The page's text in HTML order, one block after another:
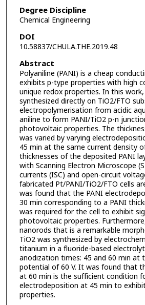
Degree Discipline
Chemical Engineering
DOI
10.58837/CHULA.THE.2019.48
Abstract
Polyaniline (PANI) is a cheap
exhibits p-type properties with high
unique redox properties. In this
synthesized directly on TiO2/FTO
electropolymerisation from acidic
aniline to form PANI/TiO2 p-n
photovoltaic properties. The
was varied by varying
45 min at the same current density
thicknesses of the deposited PANI
with Scanning Electron Microscope
currents (ISC) and open-circuit
fabricated Pt/PANI/TiO2/FTO cells
was found that the PANI
30 min corresponding to a PANI
was required for the cell to exhibit
photovoltaic properties.
nanorods that is a remarkable
TiO2 was synthesized by
titanium in a fluoride-based
anodization times: 45 and 60 min at
potential of 60 V. It was found that
at 60 min is the sufficient condition
electrodeposition at 45 min to
properties.